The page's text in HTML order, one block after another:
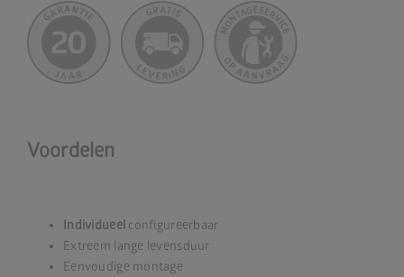
Voordelen
Individueel configureerbaar
Extreem lange levensduur
Eenvoudige montage